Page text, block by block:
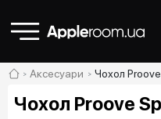
Аксесуари Чохол
Чохол Proove